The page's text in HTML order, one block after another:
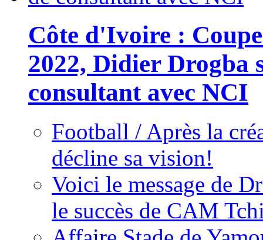
Côte d'Ivoire :
2022, Didier Drogba
consultant avec NCI
Football / Après la
décline sa vision!
Voici le message de
le succès de CAM